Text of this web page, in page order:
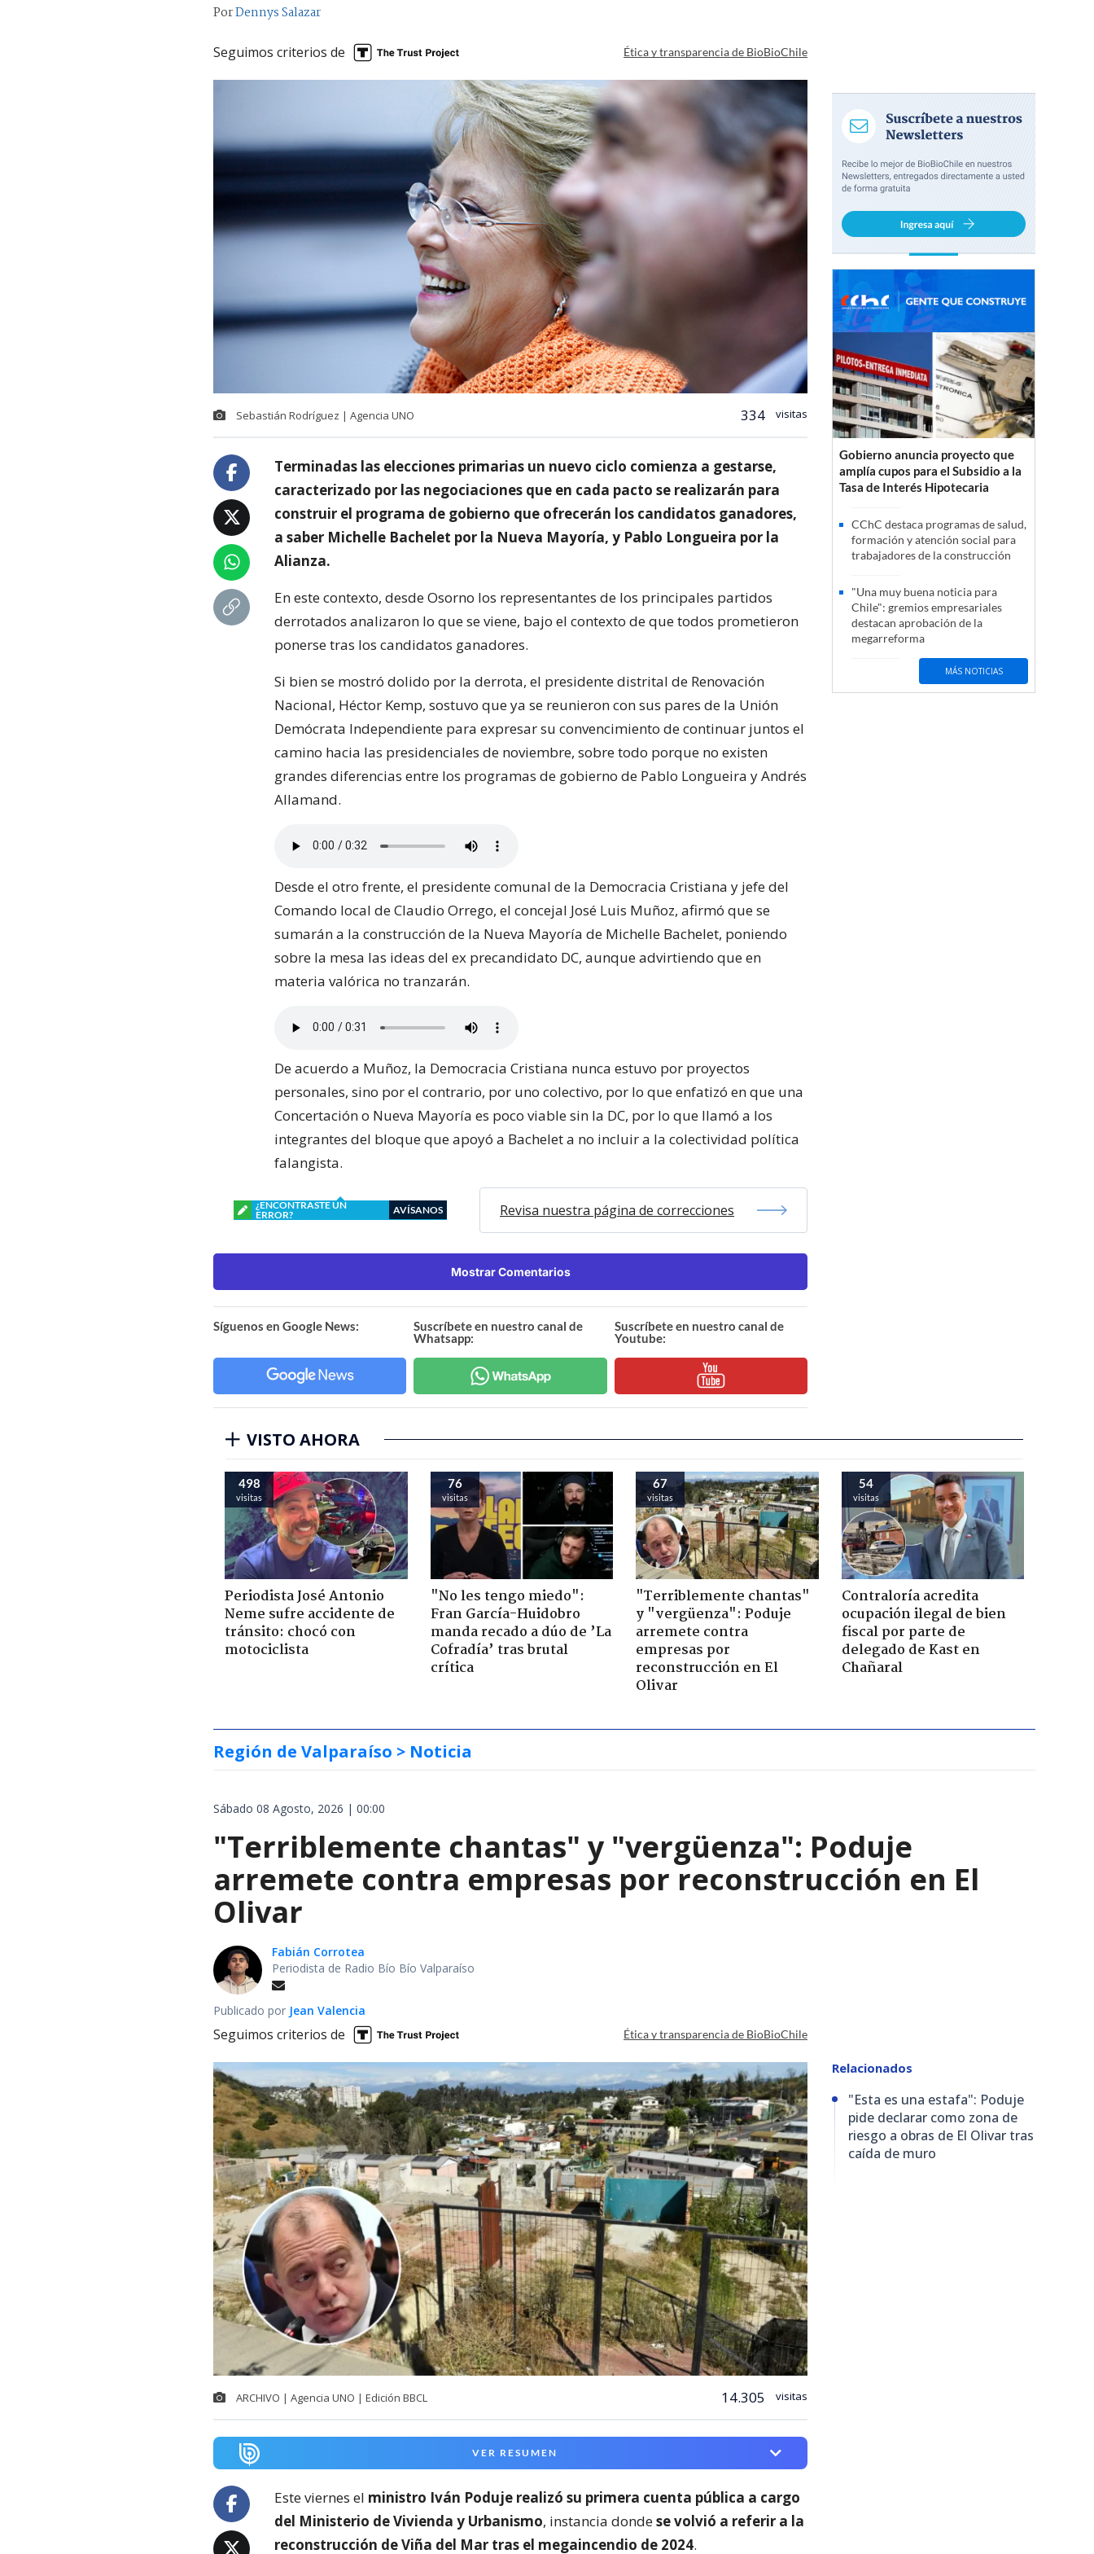
PorDennys Salazar
Seguimos criterios de Ética y transparencia de BioBioChile
Sebastián Rodríguez | Agencia UNO 334 visitas
Terminadas las elecciones primarias un nuevo ciclo comienza a gestarse,
caracterizado por las negociaciones que en cada pacto se realizarán para
construir el programa de gobierno que ofrecerán los candidatos ganadores,
a saber Michelle Bachelet por la Nueva Mayoría, y Pablo Longueira por la
Alianza.
En este contexto, desde Osorno los representantes de los principales partidos
derrotados analizaron lo que se viene, bajo el contexto de que todos prometieron
ponerse tras los candidatos ganadores.
Si bien se mostró dolido por la derrota, el presidente distrital de Renovación
Nacional, Héctor Kemp, sostuvo que ya se reunieron con sus pares de la Unión
Demócrata Independiente para expresar su convencimiento de continuar juntos el
camino hacia las presidenciales de noviembre, sobre todo porque no existen
grandes diferencias entre los programas de gobierno de Pablo Longueira y Andrés
Allamand.
Desde el otro frente, el presidente comunal de la Democracia Cristiana y jefe del
Comando local de Claudio Orrego, el concejal José Luis Muñoz, afirmó que se
sumarán a la construcción de la Nueva Mayoría de Michelle Bachelet, poniendo
sobre la mesa las ideas del ex precandidato DC, aunque advirtiendo que en
materia valórica no tranzarán.
De acuerdo a Muñoz, la Democracia Cristiana nunca estuvo por proyectos
personales, sino por el contrario, por uno colectivo, por lo que enfatizó en que una
Concertación o Nueva Mayoría es poco viable sin la DC, por lo que llamó a los
integrantes del bloque que apoyó a Bachelet a no incluir a la colectividad política
falangista.
¿ENCONTRASTE UN
ERROR?
AVÍSANOS Revisa nuestra página de correcciones
Mostrar Comentarios
Síguenos en Google News:
Suscríbete en nuestro canal de
Whatsapp:
Suscríbete en nuestro canal de
Youtube:
Gobierno anuncia proyecto que
amplía cupos para el Subsidio a la
Tasa de Interés Hipotecaria
CChC destaca programas de salud,
formación y atención social para
trabajadores de la construcción
"Una muy buena noticia para
Chile": gremios empresariales
destacan aprobación de la
megarreforma
MÁS NOTICIAS
VISTO AHORA
498
visitas
Periodista José Antonio
Neme sufre accidente de
tránsito: chocó con
motociclista
76
visitas
"No les tengo miedo":
Fran García-Huidobro
manda recado a dúo de ’La
Cofradía’ tras brutal
crítica
67
visitas
"Terriblemente chantas"
y "vergüenza": Poduje
arremete contra
empresas por
reconstrucción en El
Olivar
54
visitas
Contraloría acredita
ocupación ilegal de bien
fiscal por parte de
delegado de Kast en
Chañaral
Región de Valparaíso > Noticia
Sábado 08 Agosto, 2026 | 00:00
"Terriblemente chantas" y "vergüenza": Poduje
arremete contra empresas por reconstrucción en El
Olivar
Fabián Corrotea
Periodista de Radio Bío Bío Valparaíso
Publicado por Jean Valencia
Seguimos criterios de Ética y transparencia de BioBioChile
ARCHIVO | Agencia UNO | Edición BBCL 14.305 visitas
VER RESUMEN
Este viernes el ministro Iván Poduje realizó su primera cuenta pública a cargo
del Ministerio de Vivienda y Urbanismo, instancia dondese volvió a referir a la
reconstrucción de Viña del Mar tras el megaincendio de 2024.
Relacionados
"Esta es una estafa": Poduje
pide declarar como zona de
riesgo a obras de El Olivar tras
caída de muro